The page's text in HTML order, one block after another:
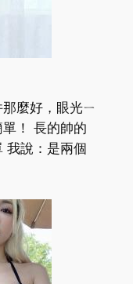
麼好，眼光ㄧ
！ 長的帥的
我說：是兩個